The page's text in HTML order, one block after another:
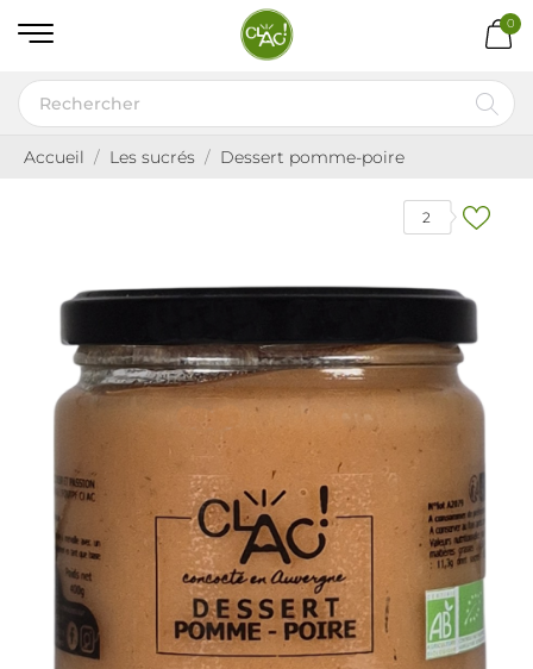
0
Accueil Les sucrés Dessert pomme-poire
2